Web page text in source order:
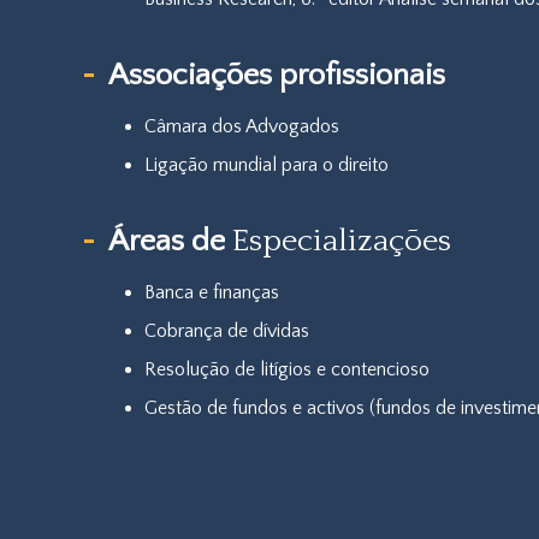
Associações profissionais
Câmara dos Advogados
Ligação mundial para o direito
Áreas de Especializações
Banca e finanças
Cobrança de dívidas
Resolução de litígios e contencioso
Gestão de fundos e activos (fundos de